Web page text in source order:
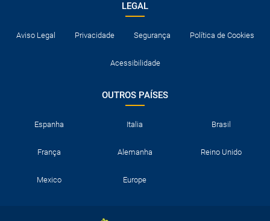
LEGAL
Aviso Legal Privacidade Segurança Política de Cookies
Acessibilidade
OUTROS PAÍSES
Espanha Italia Brasil
França Alemanha Reino Unido
Mexico Europe